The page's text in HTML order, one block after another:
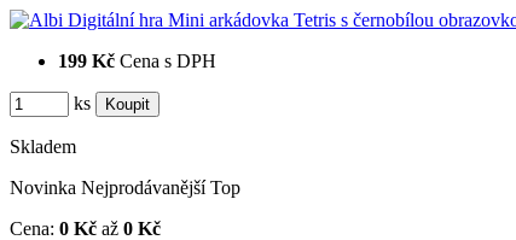
199 Kč Cena s DPH
ks
Skladem
Novinka Nejprodávanější Top
Cena: 0 Kč až 0 Kč